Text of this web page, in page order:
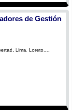
de Gestión
Lima, Loreto,